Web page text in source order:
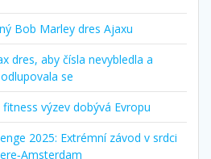
Bob Marley dres Ajaxu
dres, aby čísla nevybledla a
se
výzev dobývá Evropu
2025: Extrémní závod v srdci